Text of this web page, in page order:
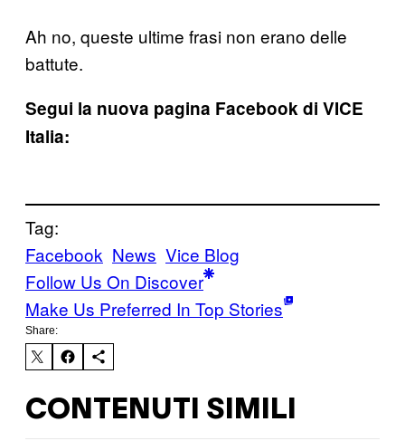
Ah no, queste ultime frasi non erano delle
battute.
Segui la nuova pagina Facebook di VICE
Italia:
Tag:
Facebook News Vice Blog
Follow Us On Discover
Make Us Preferred In Top Stories
Share:
CONTENUTI SIMILI